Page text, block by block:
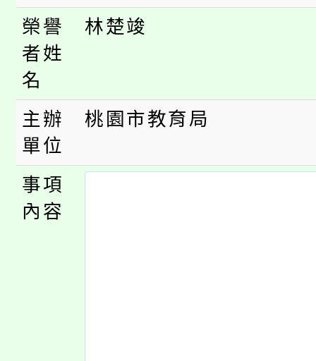
榮譽
者姓
名
林楚竣
主辦
單位
桃園市教育局
事項
內容